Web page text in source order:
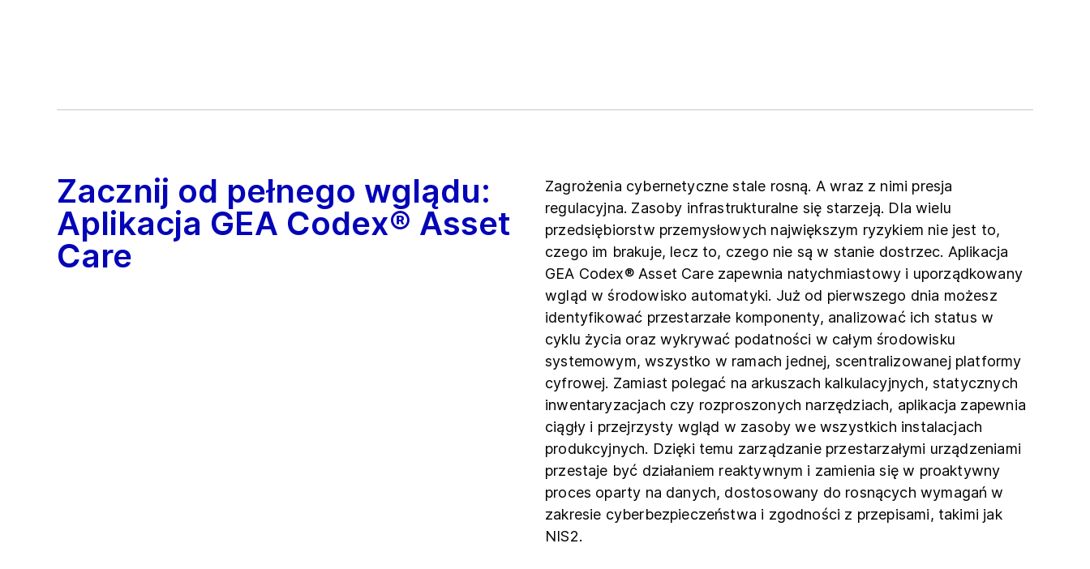
Zacznij od pełnego wglądu:
Aplikacja GEA Codex® Asset
Care
Zagrożenia cybernetyczne stale rosną. A wraz z nimi presja
regulacyjna. Zasoby infrastrukturalne się starzeją. Dla wielu
przedsiębiorstw przemysłowych największym ryzykiem nie jest to,
czego im brakuje, lecz to, czego nie są w stanie dostrzec. Aplikacja
GEA Codex® Asset Care zapewnia natychmiastowy i uporządkowany
wgląd w środowisko automatyki. Już od pierwszego dnia możesz
identyfikować przestarzałe komponenty, analizować ich status w
cyklu życia oraz wykrywać podatności w całym środowisku
systemowym, wszystko w ramach jednej, scentralizowanej platformy
cyfrowej. Zamiast polegać na arkuszach kalkulacyjnych, statycznych
inwentaryzacjach czy rozproszonych narzędziach, aplikacja zapewnia
ciągły i przejrzysty wgląd w zasoby we wszystkich instalacjach
produkcyjnych. Dzięki temu zarządzanie przestarzałymi urządzeniami
przestaje być działaniem reaktywnym i zamienia się w proaktywny
proces oparty na danych, dostosowany do rosnących wymagań w
zakresie cyberbezpieczeństwa i zgodności z przepisami, takimi jak
NIS2.